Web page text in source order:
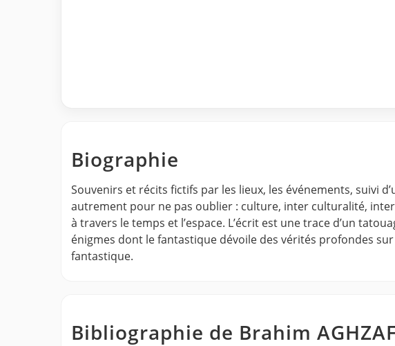
Biographie
Souvenirs et récits fictifs par les lieux, les événements, suivi
autrement pour ne pas oublier : culture, inter culturalité,
à travers le temps et l’espace. L’écrit est une trace d’un
énigmes dont le fantastique dévoile des vérités profondes
fantastique.
Bibliographie de Brahim AGHZAF